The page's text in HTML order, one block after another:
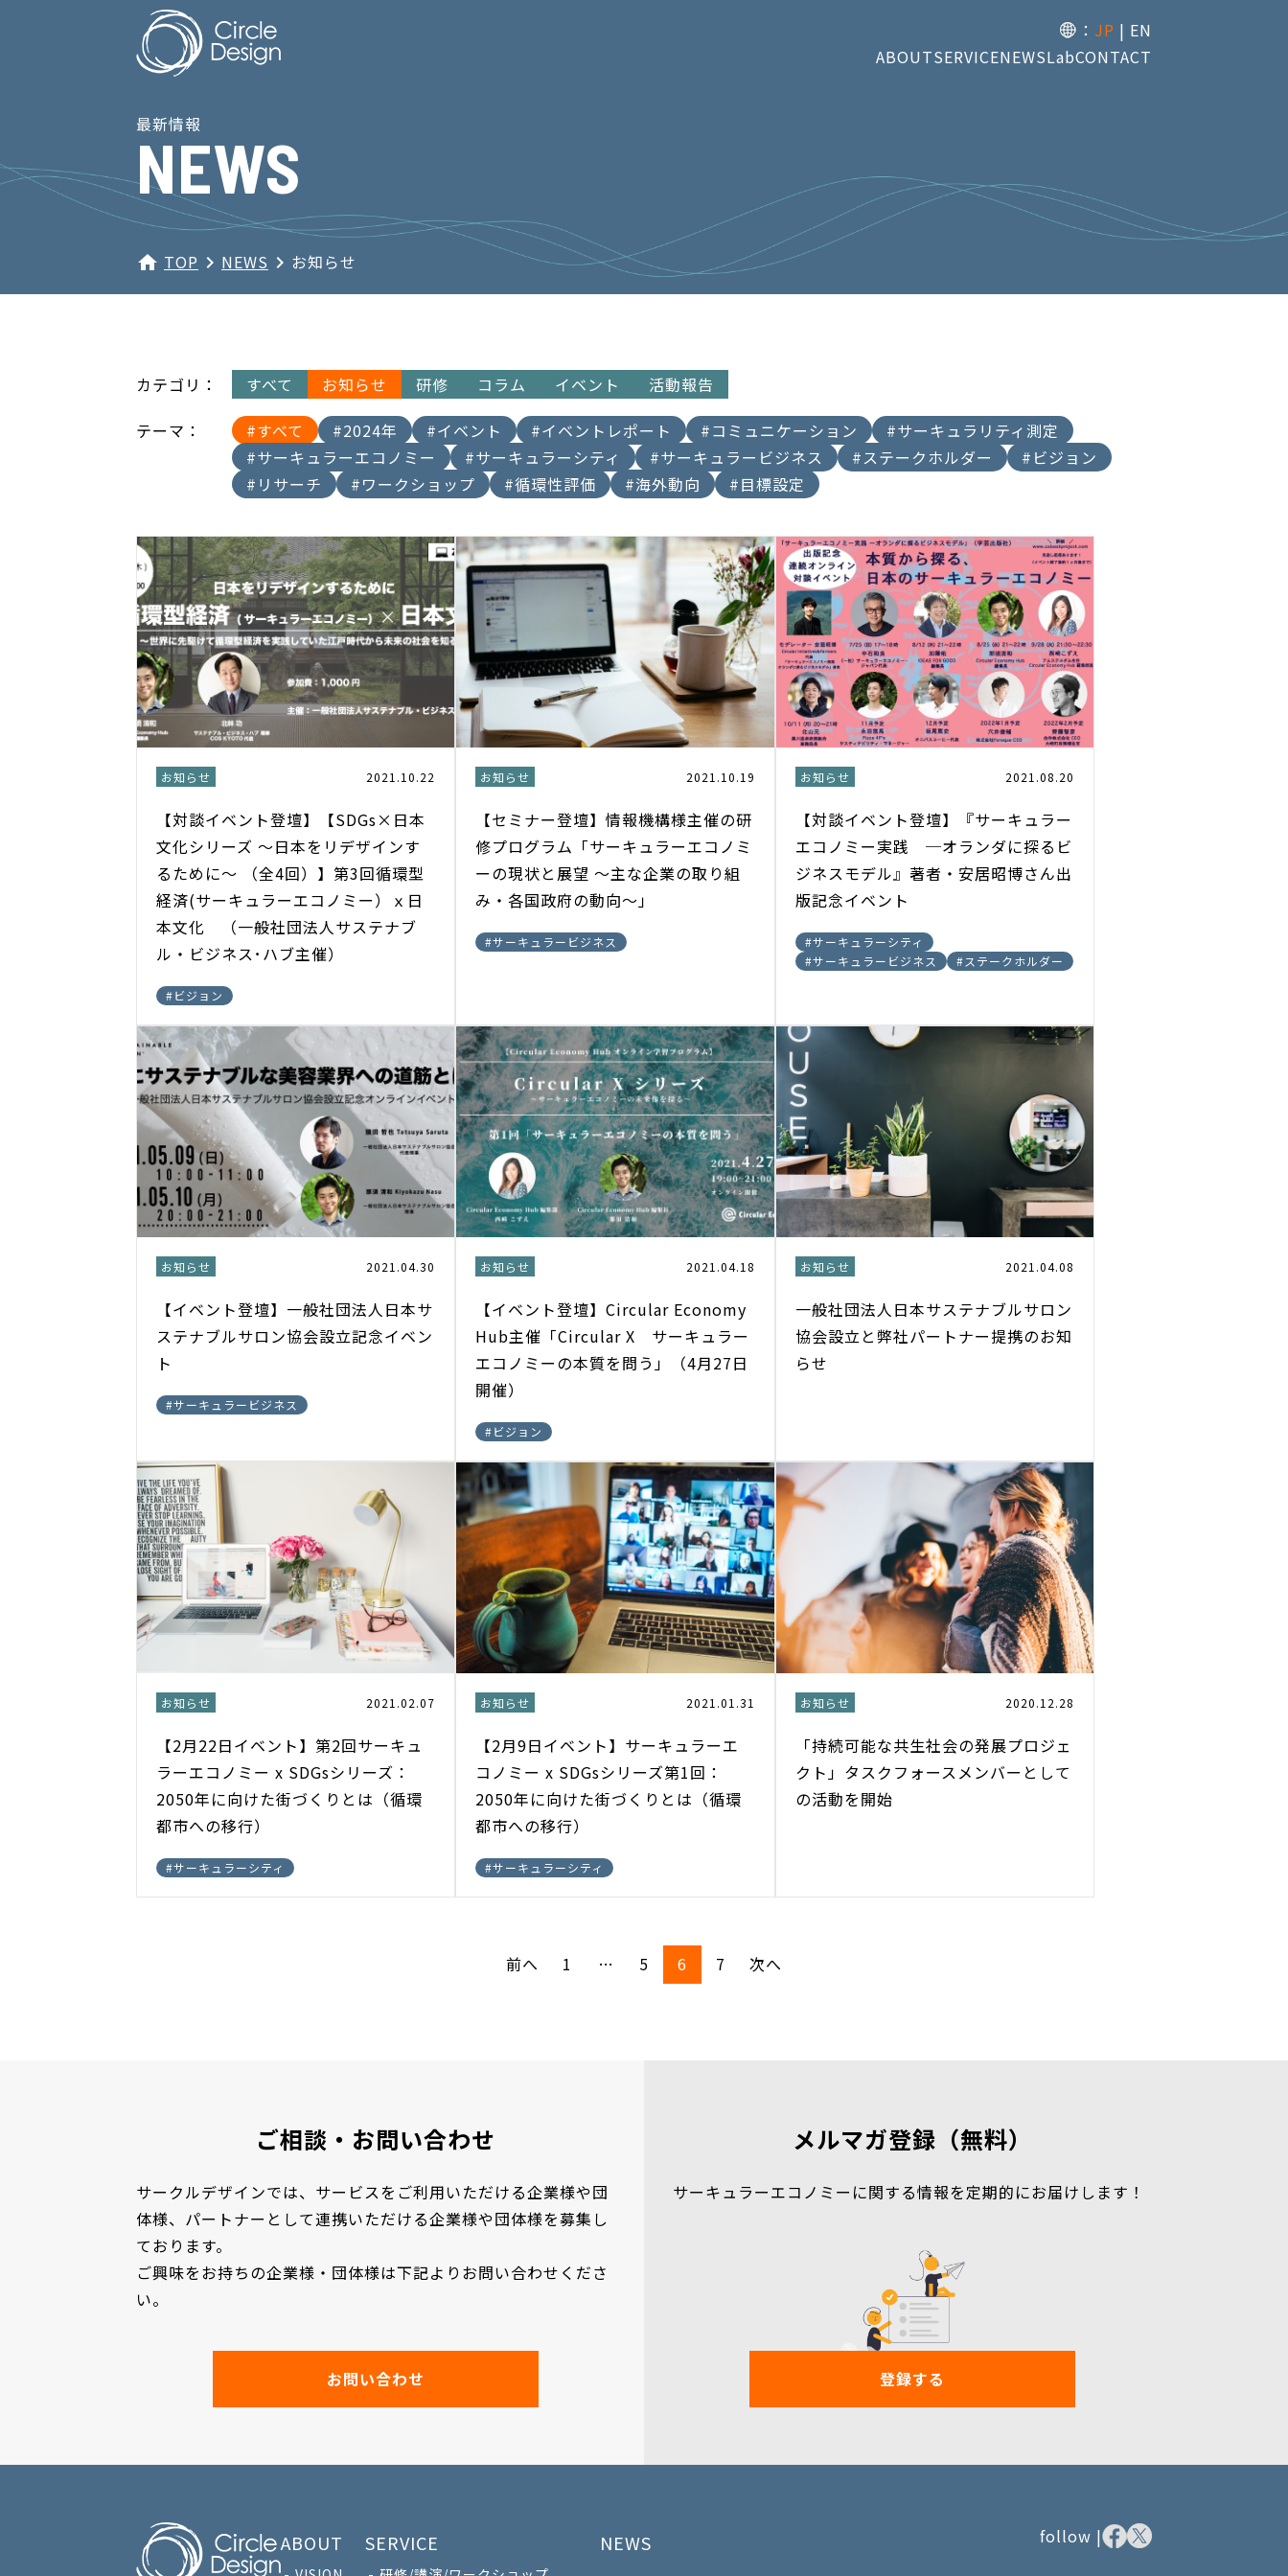
： EN
JP
ABOUTSERVICENEWSLabCONTACT
最新情報
NEWS
home TOP navigate_next NEWS navigate_next お知らせ
カテゴリ： すべて お知らせ 研修 コラム イベント
活動報告
テーマ：
#すべて #2024年 #イベント #イベントレポート #コミュニケーション
#サーキュラリティ測定
#サーキュラーエコノミー
#サーキュラーシティ #サーキュラービジネス #ステークホルダー
#ビジョン
#リサーチ
#ワークショップ #循環性評価 #海外動向 #目標設定
お知らせ 2021.10.22
【対談イベント登壇】【SDGs×日本
文化シリーズ ～日本をリデザインす
るために～ （全4回）】第3回循環型
経済(サーキュラーエコノミー）ｘ日
本文化 （一般社団法人サステナブ
ル・ビジネス･ハブ主催）
#ビジョン
お知らせ 2021.10.19
【セミナー登壇】情報機構様主催の研
修プログラム「サーキュラーエコノミ
ーの現状と展望 ～主な企業の取り組
み・各国政府の動向～」
#サーキュラービジネス
お知らせ 2021.08.20
【対談イベント登壇】『サーキュラー
エコノミー実践 ─オランダに探るビ
ジネスモデル』著者・安居昭博さん出
版記念イベント
#サーキュラーシティ
#サーキュラービジネス #ステークホルダー
お知らせ 2021.04.30
【イベント登壇】一般社団法人日本サ
ステナブルサロン協会設立記念イベン
ト
#サーキュラービジネス
お知らせ 2021.04.18
【イベント登壇】Circular Economy
Hub主催「Circular X サーキュラー
エコノミーの本質を問う」（4月27日
開催）
#ビジョン
お知らせ 2021.04.08
一般社団法人日本サステナブルサロン
協会設立と弊社パートナー提携のお知
らせ
お知らせ 2021.02.07
【2月22日イベント】第2回サーキュ
ラーエコノミー x SDGsシリーズ：
2050年に向けた街づくりとは（循環
都市への移行）
#サーキュラーシティ
お知らせ 2021.01.31
【2月9日イベント】サーキュラーエ
コノミー x SDGsシリーズ第1回：
2050年に向けた街づくりとは（循環
都市への移行）
#サーキュラーシティ
お知らせ 2020.12.28
「持続可能な共生社会の発展プロジェ
クト」タスクフォースメンバーとして
の活動を開始
前へ 1 … 5 6 7 次へ
ご相談・お問い合わせ
サークルデザインでは、サービスをご利用いただける企業様や団
体様、パートナーとして連携いただける企業様や団体様を募集し
ております。
ご興味をお持ちの企業様・団体様は下記よりお問い合わせくださ
い。
お問い合わせ
メルマガ登録（無料）
サーキュラーエコノミーに関する情報を定期的にお届けします！
登録する
ABOUT SERVICE
NEWS
follow |